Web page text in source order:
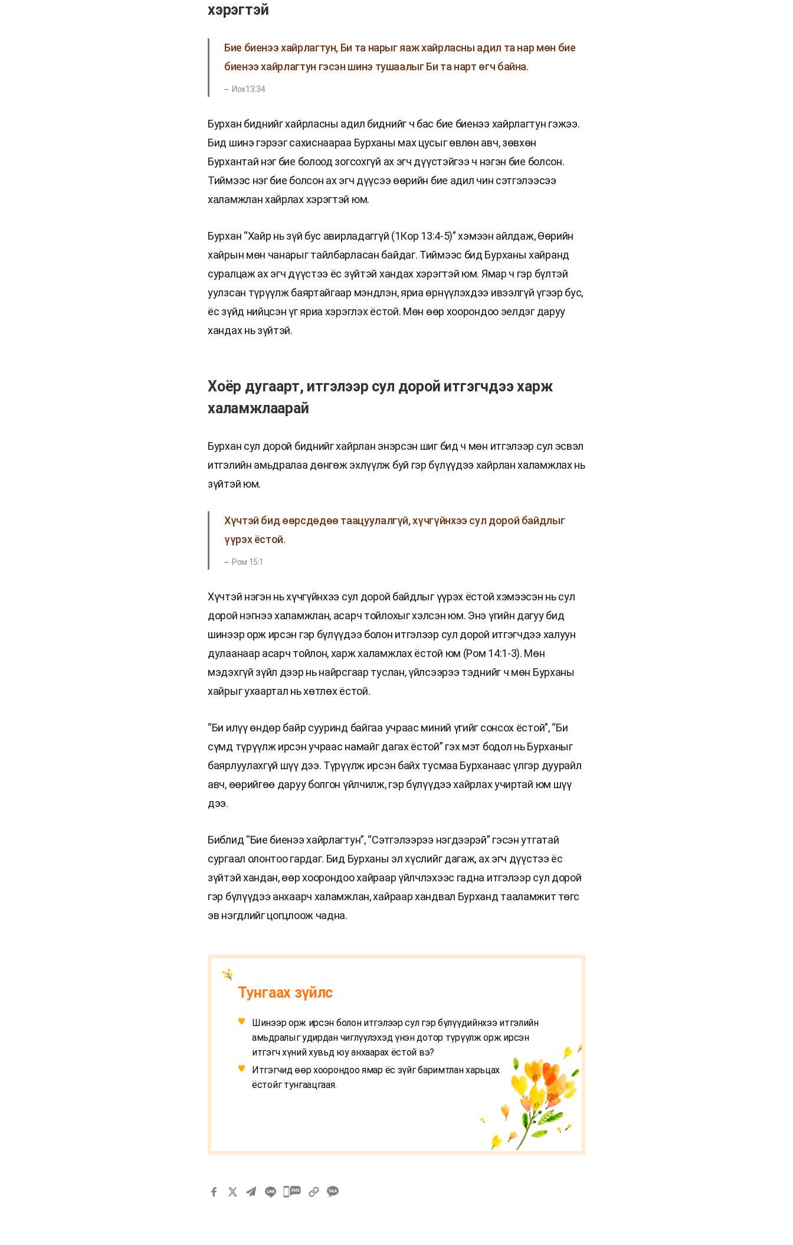
хэрэгтэй
Бие биенээ хайрлагтун, Би та нарыг яаж хайрласны адил та нар мөн бие
биенээ хайрлагтун гэсэн шинэ тушаалыг Би та нарт өгч байна.
Иох13:34
Бурхан биднийг хайрласны адил биднийг ч бас бие биенээ хайрлагтун гэжээ.
Бид шинэ гэрээг сахиснаараа Бурханы мах цусыг өвлөн авч, зөвхөн
Бурхантай нэг бие болоод зогсохгүй ах эгч дүүстэйгээ ч нэгэн бие болсон.
Тиймээс нэг бие болсон ах эгч дүүсээ өөрийн бие адил чин сэтгэлээсээ
халамжлан хайрлах хэрэгтэй юм.
Бурхан “Хайр нь зүй бус авирладаггүй (1Кор 13:4-5)” хэмээн айлдаж, Өөрийн
хайрын мөн чанарыг тайлбарласан байдаг. Тиймээс бид Бурханы хайранд
суралцаж ах эгч дүүстээ ёс зүйтэй хандах хэрэгтэй юм. Ямар ч гэр бүлтэй
уулзсан түрүүлж баяртайгаар мэндлэн, яриа өрнүүлэхдээ ивээлгүй үгээр бус,
ёс зүйд нийцсэн үг яриа хэрэглэх ёстой. Мөн өөр хоорондоо эелдэг даруу
хандах нь зүйтэй.
Хоёр дугаарт, итгэлээр сул дорой итгэгчдээ харж
халамжлаарай
Бурхан сул дорой биднийг хайрлан энэрсэн шиг бид ч мөн итгэлээр сул эсвэл
итгэлийн амьдралаа дөнгөж эхлүүлж буй гэр бүлүүдээ хайрлан халамжлах нь
зүйтэй юм.
Хүчтэй бид өөрсдөдөө таацуулалгүй, хүчгүйнхээ сул дорой байдлыг
үүрэх ёстой.
Ром 15:1
Хүчтэй нэгэн нь хүчгүйнхээ сул дорой байдлыг үүрэх ёстой хэмээсэн нь сул
дорой нэгнээ халамжлан, асарч тойлохыг хэлсэн юм. Энэ үгийн дагуу бид
шинээр орж ирсэн гэр бүлүүдээ болон итгэлээр сул дорой итгэгчдээ халуун
дулаанаар асарч тойлон, харж халамжлах ёстой юм (Ром 14:1-3). Мөн
мэдэхгүй зүйл дээр нь найрсгаар туслан, үйлсээрээ тэднийг ч мөн Бурханы
хайрыг ухаартал нь хөтлөх ёстой.
“Би илүү өндөр байр сууринд байгаа учраас миний үгийг сонсох ёстой”, “Би
сүмд түрүүлж ирсэн учраас намайг дагах ёстой” гэх мэт бодол нь Бурханыг
баярлуулахгүй шүү дээ. Түрүүлж ирсэн байх тусмаа Бурханаас үлгэр дуурайл
авч, өөрийгөө даруу болгон үйлчилж, гэр бүлүүдээ хайрлах учиртай юм шүү
дээ.
Библид “Бие биенээ хайрлагтун”, “Сэтгэлээрээ нэгдээрэй” гэсэн утгатай
сургаал олонтоо гардаг. Бид Бурханы эл хүслийг дагаж, ах эгч дүүстээ ёс
зүйтэй хандан, өөр хоорондоо хайраар үйлчлэхээс гадна итгэлээр сул дорой
гэр бүлүүдээ анхаарч халамжлан, хайраар хандвал Бурханд тааламжит төгс
эв нэгдлийг цогцлоож чадна.
Тунгаах зүйлс
Шинээр орж ирсэн болон итгэлээр сул гэр бүлүүдийнхээ итгэлийн
амьдралыг удирдан чиглүүлэхэд үнэн дотор түрүүлж орж ирсэн
итгэгч хүний хувьд юу анхаарах ёстой вэ?
Итгэгчид өөр хоорондоо ямар ёс зүйг баримтлан харьцах
ёстойг тунгаацгаая.
카